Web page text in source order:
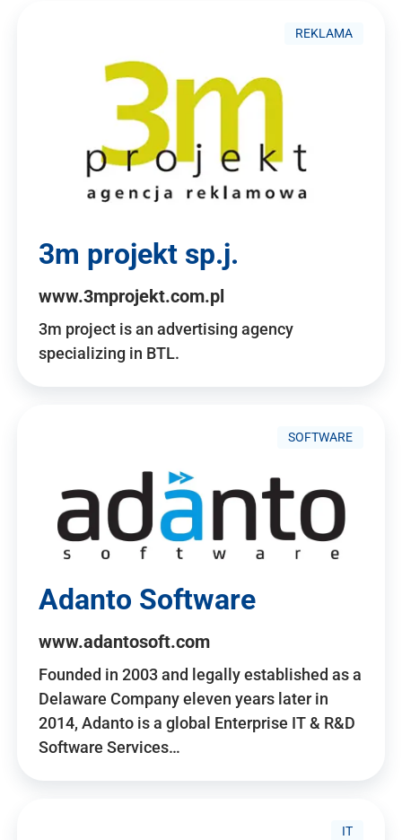
REKLAMA
3m projekt sp.j.
www.3mprojekt.com.pl
3m project is an advertising agency
specializing in BTL.
SOFTWARE
Adanto Software
www.adantosoft.com
Founded in 2003 and legally established as a
Delaware Company eleven years later in
2014, Adanto is a global Enterprise IT & R&D
Software Services…
IT